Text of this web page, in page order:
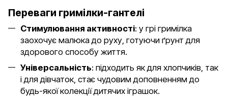
Переваги гримілки-гантелі
Стимулювання активності: у грі гримілка
заохочує малюка до руху, готуючи ґрунт для
здорового способу життя.
Універсальність: підходить як для хлопчиків, так
і для дівчаток, стає чудовим доповненням до
будь-якої колекції дитячих іграшок.